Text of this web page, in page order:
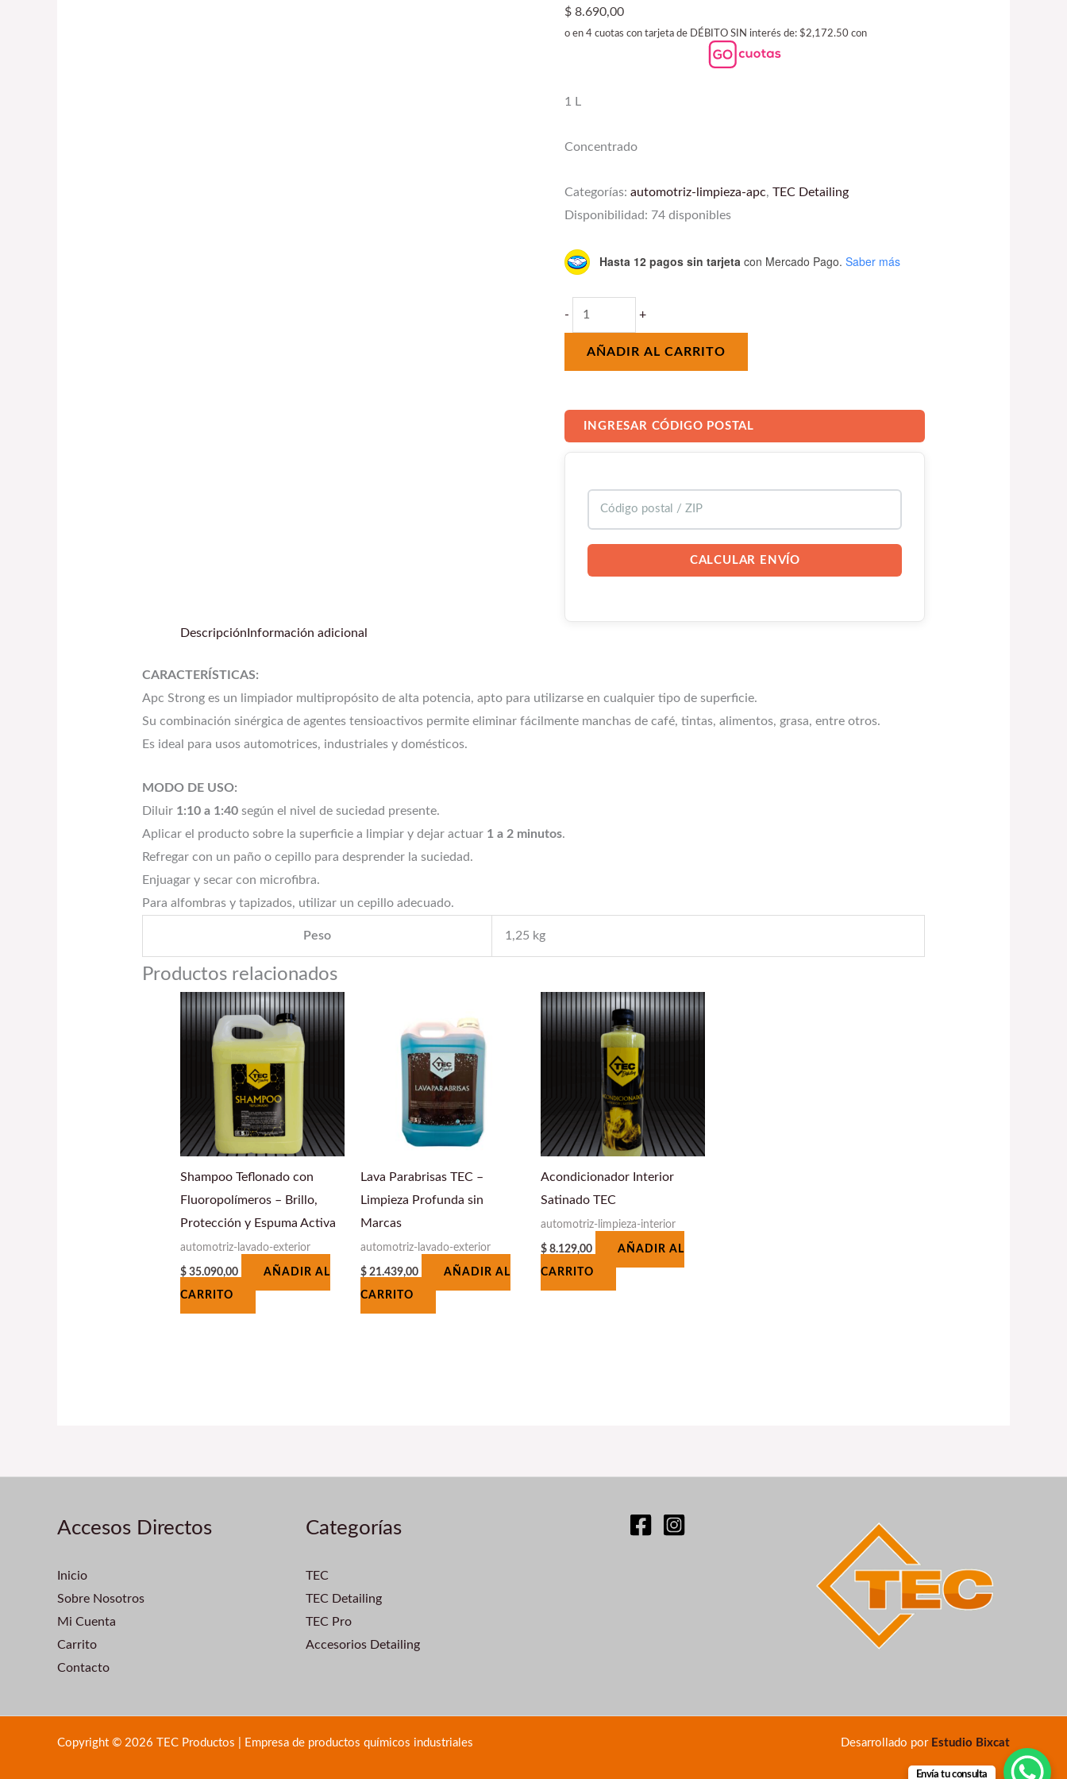
$ 8.690,00
o en 4 cuotas con tarjeta de DÉBITO SIN interés de: $2,172.50 con
1 L
Concentrado
Categorías:automotriz-limpieza-apc,TEC Detailing
Disponibilidad: 74 disponibles
Hasta 12 pagos sin tarjeta con Mercado Pago. Saber más
- +
AÑADIR AL CARRITO
INGRESAR CÓDIGO POSTAL
CALCULAR ENVÍO
Descripción Información adicional
CARACTERÍSTICAS:
Apc Strong es un limpiador multipropósito de alta potencia, apto para utilizarse en cualquier tipo de superficie.
Su combinación sinérgica de agentes tensioactivos permite eliminar fácilmente manchas de café, tintas, alimentos, grasa, entre otros.
Es ideal para usos automotrices, industriales y domésticos.
MODO DE USO:
Diluir 1:10 a 1:40según el nivel de suciedad presente.
Aplicar el producto sobre la superficie a limpiar y dejar actuar 1 a 2 minutos.
Refregar con un paño o cepillo para desprender la suciedad.
Enjuagar y secar con microfibra.
Para alfombras y tapizados, utilizar un cepillo adecuado.
Peso 1,25 kg
Productos relacionados
Shampoo Teflonado con
Fluoropolímeros – Brillo,
Protección y Espuma Activa
automotriz-lavado-exterior
$35.090,00 AÑADIR AL
CARRITO
Lava Parabrisas TEC –
Limpieza Profunda sin
Marcas
automotriz-lavado-exterior
$21.439,00 AÑADIR AL
CARRITO
Acondicionador Interior
Satinado TEC
automotriz-limpieza-interior
$8.129,00 AÑADIR AL
CARRITO
Accesos Directos
Inicio
Sobre Nosotros
Mi Cuenta
Carrito
Contacto
Categorías
TEC
TEC Detailing
TEC Pro
Accesorios Detailing
Copyright © 2026 TEC Productos | Empresa de productos químicos industriales Desarrollado por Estudio Bixcat
Envía tu consulta